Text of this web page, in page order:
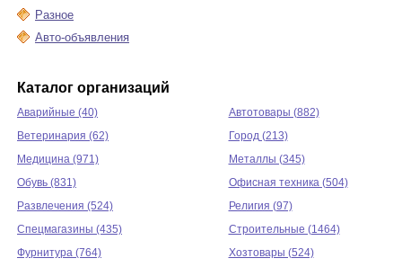
Разное
Авто-объявления
Каталог организаций
Аварийные (40)
Автотовары (882)
Ветеринария (62)
Город (213)
Медицина (971)
Металлы (345)
Обувь (831)
Офисная техника (504)
Развлечения (524)
Религия (97)
Спецмагазины (435)
Строительные (1464)
Фурнитура (764)
Хозтовары (524)